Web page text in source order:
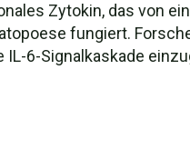
Zytokin, das von
fungiert.
6-Signalkaskade